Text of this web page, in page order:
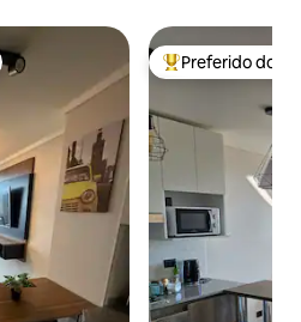
Entre os
Preferido dos